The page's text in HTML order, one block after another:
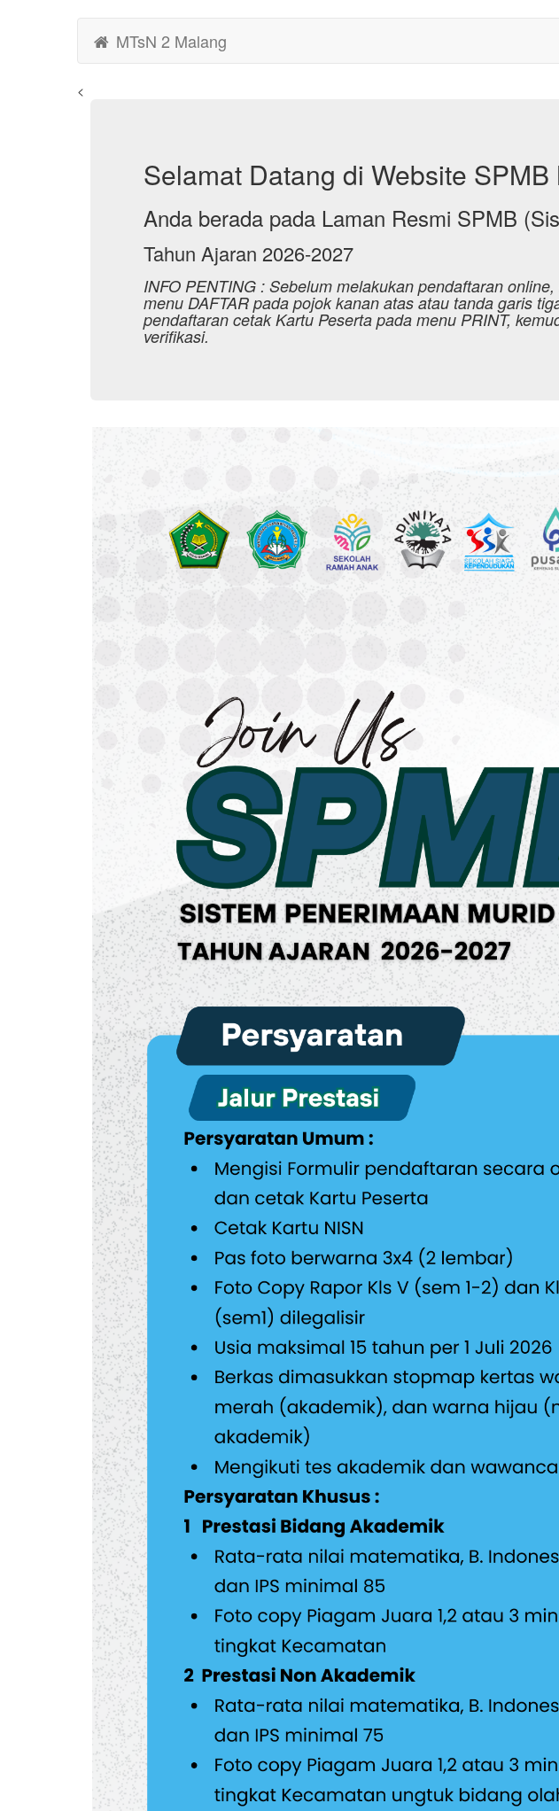
MTsN 2 Malang
<
Selamat Datang di Website SPMB
Anda berada pada Laman Resmi SPMB
Tahun Ajaran 2026-2027
INFO PENTING : Sebelum melakukan pendaftaran
menu DAFTAR pada pojok kanan atas atau tanda garis
pendaftaran cetak Kartu Peserta pada menu PRINT,
verifikasi.